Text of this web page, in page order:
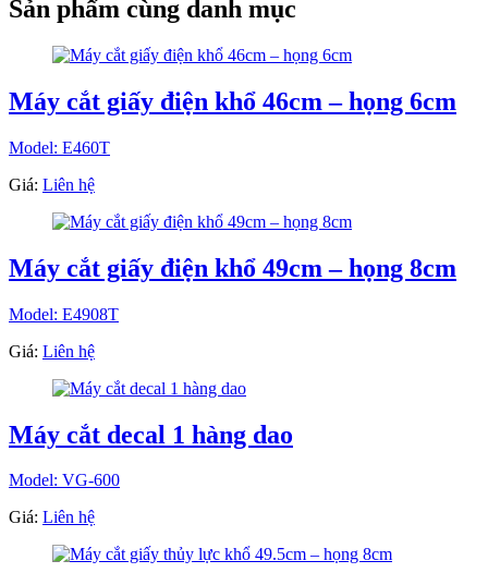
Sản phẩm cùng danh mục
Máy cắt giấy điện khổ 46cm – họng 6cm
Model: E460T
Giá: Liên hệ
Máy cắt giấy điện khổ 49cm – họng 8cm
Model: E4908T
Giá: Liên hệ
Máy cắt decal 1 hàng dao
Model: VG-600
Giá: Liên hệ